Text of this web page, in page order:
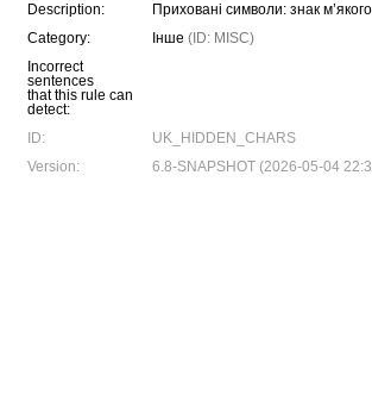
Description:
Приховані символи: знак
Category:
Інше (ID: MISC)
Incorrect
sentences
that this rule can
detect:
ID:
UK_HIDDEN_CHARS
Version:
6.8-SNAPSHOT (2026-05-04